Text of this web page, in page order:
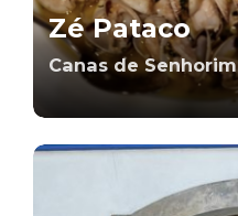
Zé Pataco
Canas de Senhorim